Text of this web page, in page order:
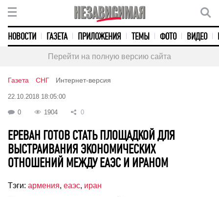
НОВОСТИ ГАЗЕТА ПРИЛОЖЕНИЯ ТЕМЫ ФОТО ВИДЕО
Перейти на полную версию сайта
Газета СНГ Интернет-версия
22.10.2018 18:05:00
0 1904 0
ЕРЕВАН ГОТОВ СТАТЬ ПЛОЩАДКОЙ ДЛЯ
ВЫСТРАИВАНИЯ ЭКОНОМИЧЕСКИХ
ОТНОШЕНИЙ МЕЖДУ ЕАЭС И ИРАНОМ
Тэги: армения, еаэс, иран